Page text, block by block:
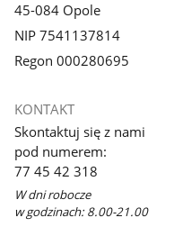
45-084 Opole
NIP 7541137814
Regon 000280695
KONTAKT
Skontaktuj się z nami
pod numerem:
77 45 42 318
W dni robocze
w godzinach: 8.00-21.00